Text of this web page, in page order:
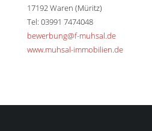
17192 Waren (Müritz)
Tel: 03991 7474048
bewerbung@f-muhsal.de
www.muhsal-immobilien.de